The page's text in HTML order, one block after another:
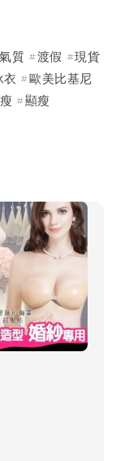
質 #渡假 #現貨
#歐美比基尼
#顯瘦